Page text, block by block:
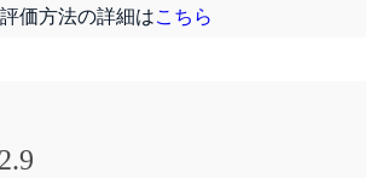
評価方法の詳細はこちら